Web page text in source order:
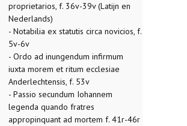
proprietarios, f. 36v-39v (Latijn en
Nederlands)
- Notabilia ex statutis circa novicios, f.
5v-6v
- Ordo ad inungendum infirmum
iuxta morem et ritum ecclesiae
Anderlechtensis, f. 53v
- Passio secundum Iohannem
legenda quando fratres
appropinquant ad mortem f. 41r-46r